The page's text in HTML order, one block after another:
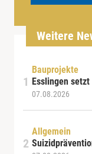
Weitere
Bauprojekte
Esslingen
07.08.2026
Allgemein